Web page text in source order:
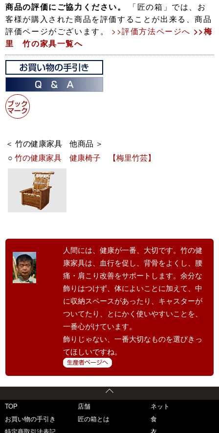
商品の評価にご協力ください。
「匠の箱」では、お
客様が購入された商品を評価することが出来る、商品
評価ページがございます。 >>評価方法ページへ >>梅
里 竹の家具一覧へ
＜ 竹の健康家具 他商品 ＞
○竹の健康家具 健康椅子 【梅里竹芸】
人間には、健康が一番、大切です。竹の健
康家具は、血行を促し、背骨をよくし、腰
痛・肩こり改善をサポートします。余分な
飾りはつけず、体によいことに加えて、中
に収納スペースがあったり、キャスターが
ついてたり、とにかく使いやすいことを、
一番心がけています。
飾りじゃない、一番大切なものを選びきっ
てほしいですね。
TOP
お買い物の手引き
特定商取引法表記
店舗
匠の箱とは
ネット
食
衣